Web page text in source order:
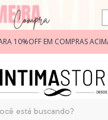
10%OFF EM COMPRAS